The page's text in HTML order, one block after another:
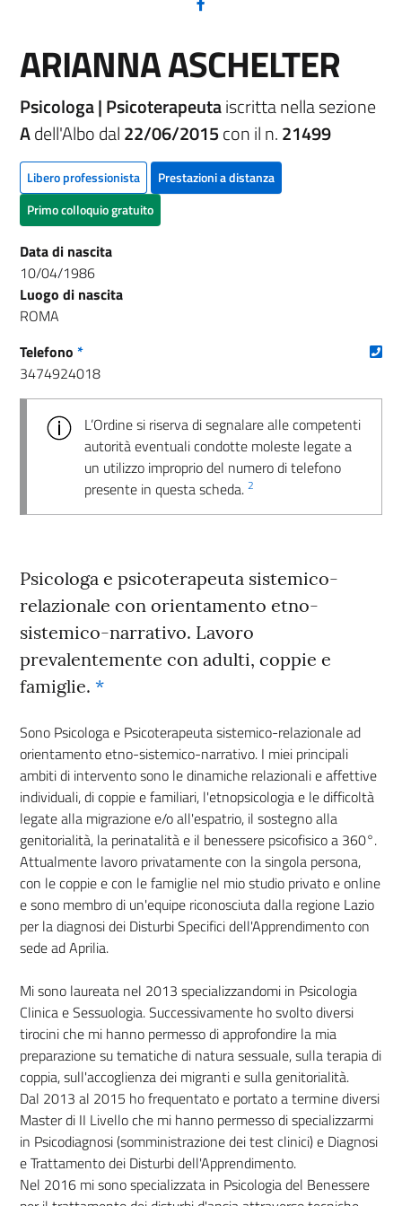
ARIANNA ASCHELTER
Psicologa | Psicoterapeutaiscritta nella sezione
Adell'Albo dal22/06/2015con il n.21499
Libero professionista
Prestazioni a distanza
Primo colloquio gratuito
Data di nascita
10/04/1986
Luogo di nascita
ROMA
Telefono *
3474924018
L’Ordine si riserva di segnalare alle competenti
autorità eventuali condotte moleste legate a
un utilizzo improprio del numero di telefono
presente in questa scheda. 2
Psicologa e psicoterapeuta sistemico-
relazionale con orientamento etno-
sistemico-narrativo. Lavoro
prevalentemente con adulti, coppie e
famiglie. *
Sono Psicologa e Psicoterapeuta sistemico-relazionale ad
orientamento etno-sistemico-narrativo. I miei principali
ambiti di intervento sono le dinamiche relazionali e affettive
individuali, di coppie e familiari, l'etnopsicologia e le difficoltà
legate alla migrazione e/o all'espatrio, il sostegno alla
genitorialità, la perinatalità e il benessere psicofisico a 360°.
Attualmente lavoro privatamente con la singola persona,
con le coppie e con le famiglie nel mio studio privato e online
e sono membro di un'equipe riconosciuta dalla regione Lazio
per la diagnosi dei Disturbi Specifici dell'Apprendimento con
sede ad Aprilia.
Mi sono laureata nel 2013 specializzandomi in Psicologia
Clinica e Sessuologia. Successivamente ho svolto diversi
tirocini che mi hanno permesso di approfondire la mia
preparazione su tematiche di natura sessuale, sulla terapia di
coppia, sull'accoglienza dei migranti e sulla genitorialità.
Dal 2013 al 2015 ho frequentato e portato a termine diversi
Master di II Livello che mi hanno permesso di specializzarmi
in Psicodiagnosi (somministrazione dei test clinici) e Diagnosi
e Trattamento dei Disturbi dell'Apprendimento.
Nel 2016 mi sono specializzata in Psicologia del Benessere